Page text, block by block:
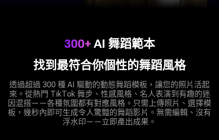
300+ AI 舞蹈範本
找到最符合你個性的舞蹈風格
透過超過 300 種 AI 驅動的動態舞蹈模板，讓您的照片活起
來。從熱門 TikTok 舞步、性感風格、名人表演到有趣的迷
因混搭——各種氛圍都有對應風格。只需上傳照片、選擇模
板，幾秒內即可生成令人驚豔的舞蹈影片。無需編輯、沒有
浮水印——立即產出成果。